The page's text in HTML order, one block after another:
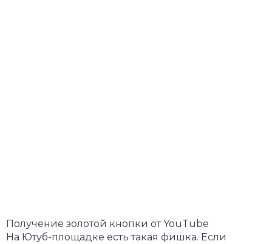
Получение золотой кнопки от YouTube
На Ютуб-площадке есть такая фишка. Если